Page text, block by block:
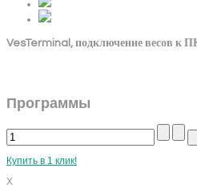
VesTerminal, подключение весов к
Программы
Купить в 1 клик!
X